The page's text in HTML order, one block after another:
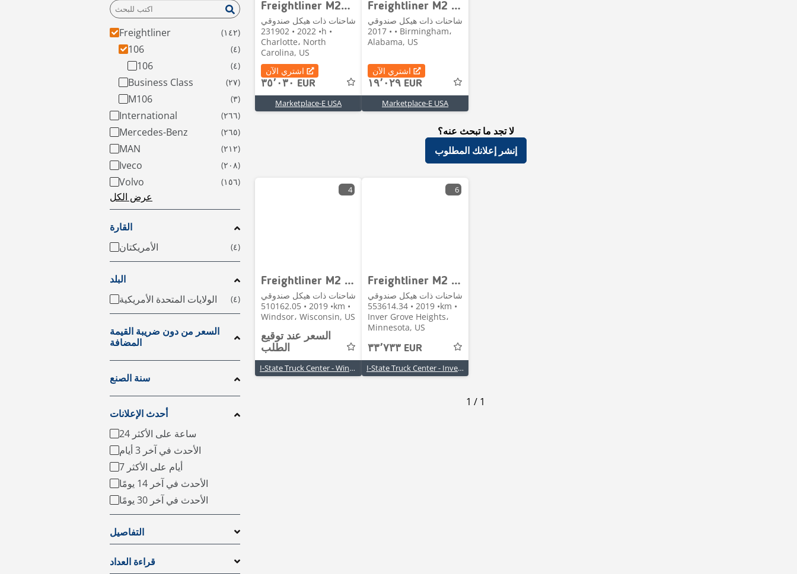
Freightliner
106
106
Business Class
M106
International
Mercedes-Benz
MAN
Iveco
Volvo
عرض الكل
القارة
الأمريكتان
البلد
الولايات المتحدة الأمريكية
السعر من دون ضريبة القيمة
المضافة
سنة الصنع
أحدث الإعلانات
24 ساعة على الأكثر
الأحدث في آخر 3 أيام
7 أيام على الأكثر
الأحدث في آخر 14 يومًا
الأحدث في آخر 30 يومًا
التفاصيل
قراءة العداد
Freightliner M2106
شاحنات ذات هيكل صندوقي
• 2022 • 231902h •
Charlotte، North
Carolina, US
اشتري الآن
٣٥٬٠٣٠ EUR
Marketplace-E USA
Freightliner M2 106
شاحنات ذات هيكل صندوقي
• 2017 • Birmingham،
Alabama, US
اشتري الآن
١٩٬٠٢٩ EUR
Marketplace-E USA
لا تجد ما تبحث عنه؟
إنشر إعلانك المطلوب
4
Freightliner M2 106
شاحنات ذات هيكل صندوقي
• 2019 • 510162.05km •
Windsor، Wisconsin, US
السعر عند توقيع
الطلب
I-State Truck Center - Windsor, WI
6
Freightliner M2 106
شاحنات ذات هيكل صندوقي
• 2019 • 553614.34km •
Inver Grove Heights،
Minnesota, US
٣٣٬٧٣٣ EUR
I-State Truck Center - Inver Grove Heights, MN
1 / 1